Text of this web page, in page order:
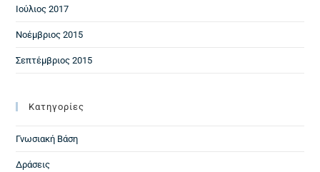
Ιούλιος 2017
Νοέμβριος 2015
Σεπτέμβριος 2015
Kατηγορίες
Γνωσιακή Βάση
Δράσεις